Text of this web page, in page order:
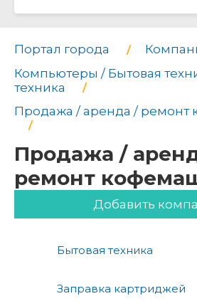
Портал города
Компьютеры / Бытовая
техника
Продажа / аренда / ремонт
Продажа /
ремонт
Добавить
Бытовая техника
Заправка картриджей